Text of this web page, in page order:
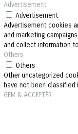
Advertisement
Advertisement
Advertisement cookies
and marketing
and collect information
Others
Others
Other uncategorized
have not been
GEM & ACCEPTÈR